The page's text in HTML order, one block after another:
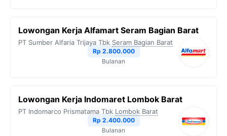
Lowongan Kerja Alfamart Seram Bagian Barat
PT Sumber Alfaria Trijaya Tbk Seram Bagian Barat
Rp 2.800.000
Bulanan
Lowongan Kerja Indomaret Lombok Barat
PT Indomarco Prismatama Tbk Lombok Barat
Rp 2.400.000
Bulanan